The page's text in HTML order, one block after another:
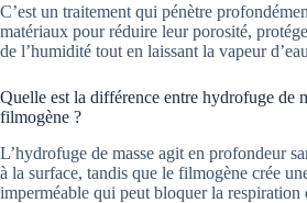
C’est un traitement qui pénètre
matériaux pour réduire leur porosité,
de l’humidité tout en laissant la vapeur
Quelle est la différence entre hydrofuge de
filmogène ?
L’hydrofuge de masse agit en profondeur
à la surface, tandis que le filmogène crée
imperméable qui peut bloquer la respiration